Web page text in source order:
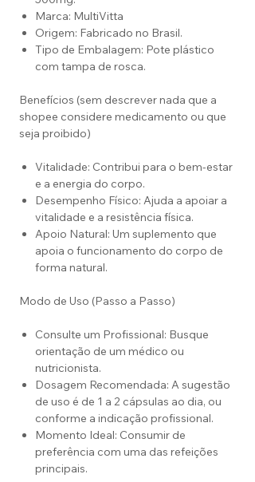
Marca: MultiVitta
Origem: Fabricado no Brasil.
Tipo de Embalagem: Pote plástico
com tampa de rosca.
Benefícios (sem descrever nada que a
shopee considere medicamento ou que
seja proibido)
Vitalidade: Contribui para o bem-estar
e a energia do corpo.
Desempenho Físico: Ajuda a apoiar a
vitalidade e a resistência física.
Apoio Natural: Um suplemento que
apoia o funcionamento do corpo de
forma natural.
Modo de Uso (Passo a Passo)
Consulte um Profissional: Busque
orientação de um médico ou
nutricionista.
Dosagem Recomendada: A sugestão
de uso é de 1 a 2 cápsulas ao dia, ou
conforme a indicação profissional.
Momento Ideal: Consumir de
preferência com uma das refeições
principais.